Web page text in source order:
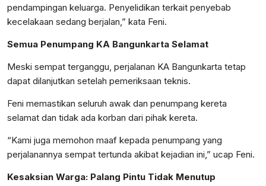
pendampingan keluarga. Penyelidikan terkait penyebab
kecelakaan sedang berjalan,” kata Feni.
Semua Penumpang KA Bangunkarta Selamat
Meski sempat terganggu, perjalanan KA Bangunkarta tetap
dapat dilanjutkan setelah pemeriksaan teknis.
Feni memastikan seluruh awak dan penumpang kereta
selamat dan tidak ada korban dari pihak kereta.
“Kami juga memohon maaf kepada penumpang yang
perjalanannya sempat tertunda akibat kejadian ini,” ucap Feni.
Kesaksian Warga: Palang Pintu Tidak Menutup